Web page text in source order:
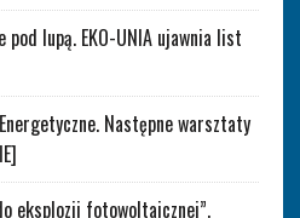
lupą. EKO-UNIA ujawnia list
Następne warsztaty
eksplozji fotowoltaicznej”.